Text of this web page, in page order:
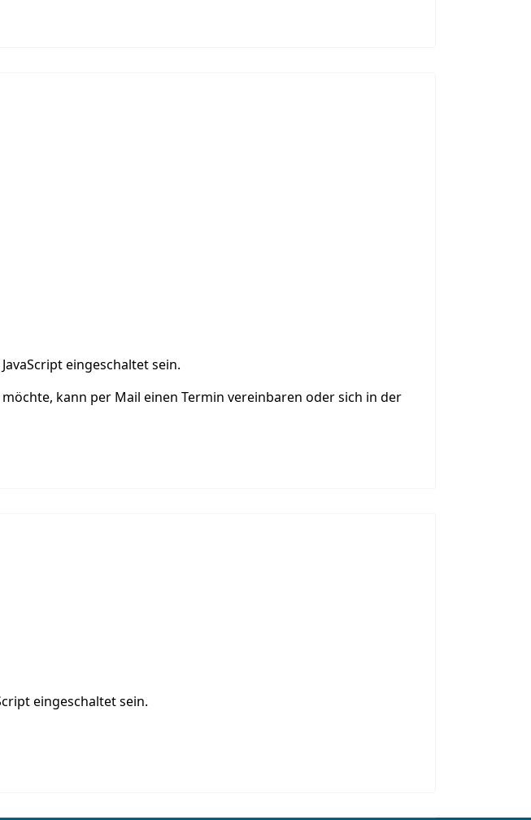
eingeschaltet sein.
kann per Mail einen Termin vereinbaren oder sich in der
eingeschaltet sein.